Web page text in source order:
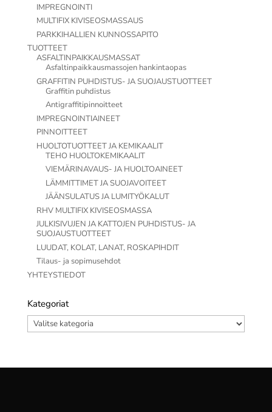
IMPREGNOINTI
MULTIFIX KIVISEOSMASSAUS
PARKKIHALLIEN KUNNOSSAPITO
TUOTTEET
ASFALTINPAIKKAUSMASSAT
Asfaltinpaikkausmassojen hankintaopas
GRAFFITIN PUHDISTUS- JA SUOJAUSTUOTTEET
Graffitin puhdistus
Antigraffitipinnoitteet
IMPREGNOINTIAINEET
PINNOITTEET
HUOLTOTUOTTEET JA KEMIKAALIT
TEHO HUOLTOKEMIKAALIT
VIEMÄRINAVAUS- JA HUOLTOAINEET
LÄMMITTIMET JA SUOJAVOITEET
JÄÄNSULATUS JA LUMITYÖKALUT
RHV MULTIFIX KIVISEOSMASSA
JULKISIVUJEN JA KATTOJEN PUHDISTUS- JA
SUOJAUSTUOTTEET
LUUDAT, KOLAT, LANAT, ROSKAPIHDIT
Tilaus- ja sopimusehdot
YHTEYSTIEDOT
Kategoriat
Kategoriat